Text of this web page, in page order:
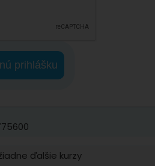
prihlášku
ďalšie kurzy